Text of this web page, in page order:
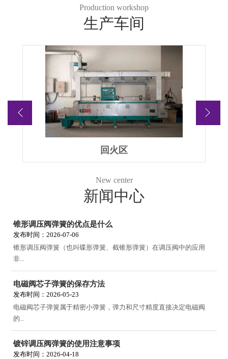
Production workshop
生产车间
回火区
New center
新闻中心
锥形调压阀弹簧的优点是什么
发布时间：2026-07-06
锥形调压阀弹簧（也叫碟形弹簧、截锥形弹簧）在调压阀中的应用
非...
电磁阀芯子弹簧的保存方法
发布时间：2026-05-23
电磁阀芯子弹簧属于精密小弹簧，弹力和尺寸精度直接决定电磁阀
的...
镀锌调压阀弹簧的使用注意事项
发布时间：2026-04-18